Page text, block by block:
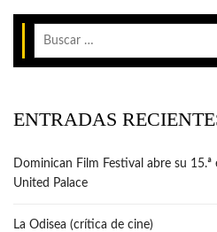
ENTRADAS
Dominican Film Festival abre su
United Palace
La Odisea (crítica de cine)